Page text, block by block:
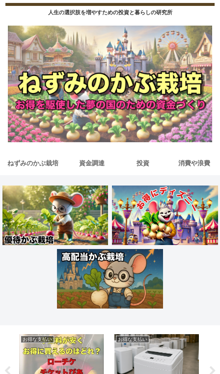
人生の選択肢を増やすための投資と暮らしの研究所
ねずみのかぶ栽培 資金調達 投資 消費や浪費
お得な支払い お得な支払い